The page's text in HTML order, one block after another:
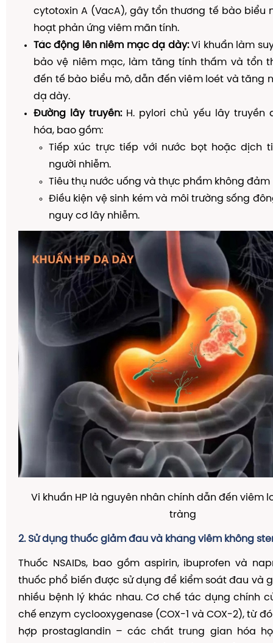
cytotoxin A (VacA), gây tổn thương tế bào biểu
hoạt phản ứng viêm mãn tính.
Tác động lên niêm mạc dạ dày:Vi khuẩn làm
bảo vệ niêm mạc, làm tăng tính thấm và tổn
đến tế bào biểu mô, dẫn đến viêm loét và tăng
dạ dày.
Đường lây truyền:H. pylori chủ yếu lây truyền
hóa, bao gồm:
Tiếp xúc trực tiếp với nước bọt hoặc dịch
người nhiễm.
Tiêu thụ nước uống và thực phẩm không đảm
Điều kiện vệ sinh kém và môi trường sống
nguy cơ lây nhiễm.
Vi khuẩn HP là nguyên nhân chính dẫn đến viêm
tràng
2. Sử dụng thuốc giảm đau và kháng viêm không
Thuốc NSAIDs, bao gồm aspirin, ibuprofen và
thuốc phổ biến được sử dụng để kiểm soát đau và
nhiều bệnh lý khác nhau. Cơ chế tác dụng chính
chế enzym cyclooxygenase (COX-1 và COX-2), từ
hợp prostaglandin – các chất trung gian hóa